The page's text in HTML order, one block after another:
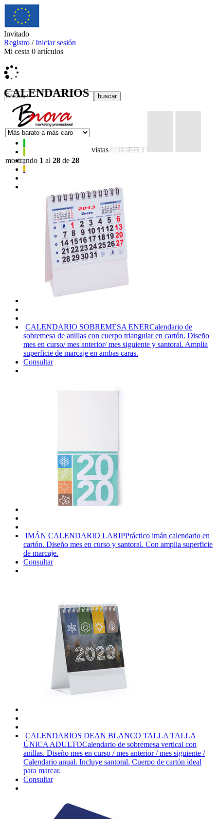
Invitado
Registro /Iniciar sesión
Mi cesta 0 artículos
CALENDARIOS
vistas
mostrando 1 al 28 de 28
CALENDARIO SOBREMESA ENERCalendario de
sobremesa de anillas con cuerpo triangular en cartón. Diseño
mes en curso/ mes anterior/ mes siguiente y santoral. Amplia
superficie de marcaje en ambas caras.
Consultar
IMÁN CALENDARIO LARIPPráctico imán calendario en
cartón. Diseño mes en curso y santoral. Con amplia superficie
de marcaje.
Consultar
CALENDARIOS DEAN BLANCO TALLA TALLA
ÚNICA ADULTOCalendario de sobremesa vertical con
anillas. Diseño mes en curso / mes anterior / mes siguiente /
Calendario anual. Incluye santoral. Cuerpo de cartón ideal
para marcar.
Consultar